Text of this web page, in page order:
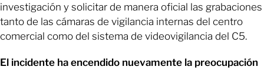
investigación y solicitar de manera oficial las grabaciones
tanto de las cámaras de vigilancia internas del centro
comercial como del sistema de videovigilancia del C5.
El incidente ha encendido nuevamente la preocupación